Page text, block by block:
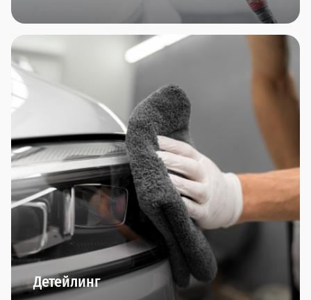
Кузовные работы любой сложности, работы с
алюминием, малярные работы (и даже
аэрография!), ремонт пластика, замена стекол,
полировка автомобиля - все это мы умеем и
можем делать в нашем центре малярно-кузовного
ремонта "Прагматика". Приезжайте. Вам
Детейлинг